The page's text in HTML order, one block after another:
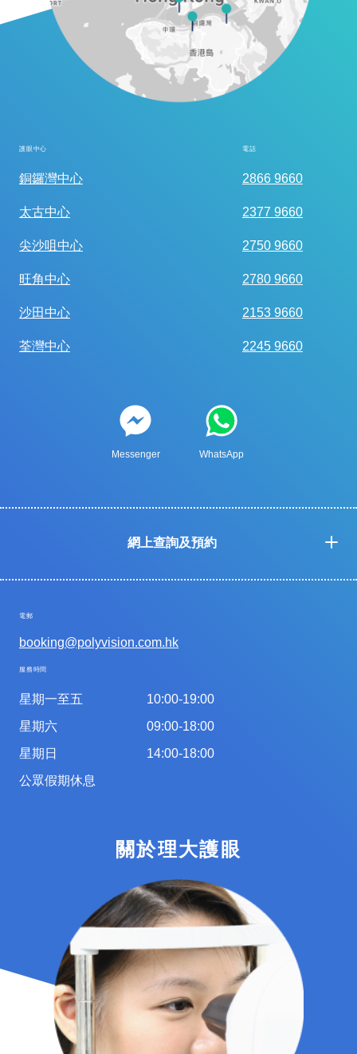
護眼中心 電話
銅鑼灣中心 2866 9660
太古中心 2377 9660
尖沙咀中心 2750 9660
旺角中心 2780 9660
沙田中心 2153 9660
荃灣中心 2245 9660
Messenger WhatsApp
網上查詢及預約
電郵
booking@polyvision.com.hk
服務時間
星期一至五
星期六
星期日
公眾假期休息
10:00-19:00
09:00-18:00
14:00-18:00
關於理大護眼